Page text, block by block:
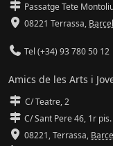
Passatge Tete
08221 Terrassa,
Tel (+34) 93 780 50 12
Amics de les Arts i
C/ Teatre, 2
C/ Sant Pere 46, 1r pis.
08221,Terrassa,